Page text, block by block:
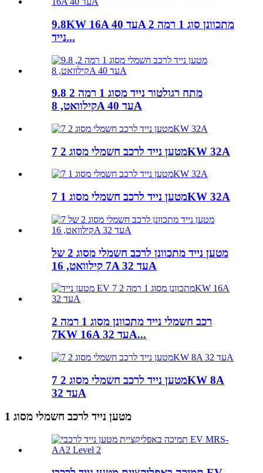
9.8KW 16A עד 40A מתכוונן סוג 1 רמה 2
נייד...
מתח רגולטור נייד מסוג 1 רמה 2 9.8
קילוואט, 8A עד 40A
מטען נייד לרכב חשמלי מסוג 2 7KW 32A
מטען נייד לרכב חשמלי מסוג 1 7KW 32A
מטען נייד מתכוונן לרכב חשמלי מסוג 2 של
7 קילוואט, 16A עד 32A
רכב חשמלי נייד מתכוונן מסוג 1 רמה 2
7KW 16A עד 32A...
מטען נייד לרכב חשמלי מסוג 2 7KW 8A
עד 32A
מטען נייד לרכב חשמלי מסוג 1